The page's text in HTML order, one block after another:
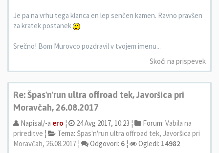
Je pa na vrhu tega klanca en lep senčen kamen. Ravno pravšen
za kratek postanek
Srečno! Bom Murovco pozdravil v tvojem imenu...
Skoči na prispevek
Re: Špas'n'run ultra offroad tek, Javoršica pri
Moravčah, 26.08.2017
Napisal/-a ero ¦ 24 Avg 2017, 10:23 ¦ Forum: Vabila na
prireditve ¦ Tema: Špas'n'run ultra offroad tek, Javoršica pri
Moravčah, 26.08.2017 ¦ Odgovori: 6 ¦ Ogledi: 14982